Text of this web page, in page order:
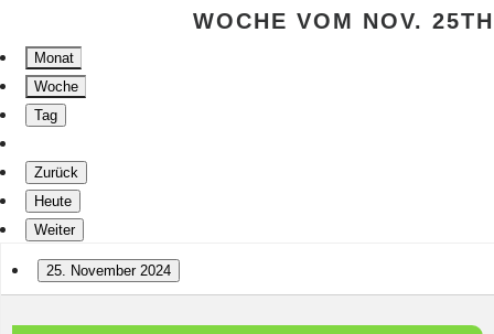
WOCHE VOM NOV. 25TH
Monat
Woche
Tag
Zurück
Heute
Weiter
25. November 2024